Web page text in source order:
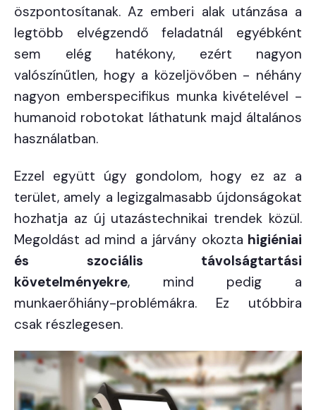
öszpontosítanak. Az emberi alak utánzása a
legtöbb elvégzendő feladatnál egyébként
sem elég hatékony, ezért nagyon
valószínűtlen, hogy a közeljövőben - néhány
nagyon emberspecifikus munka kivételével -
humanoid robotokat láthatunk majd általános
használatban.
Ezzel együtt úgy gondolom, hogy ez az a
terület, amely a legizgalmasabb újdonságokat
hozhatja az új utazástechnikai trendek közül.
Megoldást ad mind a járvány okozta higiéniai
és szociális távolságtartási
követelményekre, mind pedig a
munkaerőhiány-problémákra. Ez utóbbira
csak részlegesen.